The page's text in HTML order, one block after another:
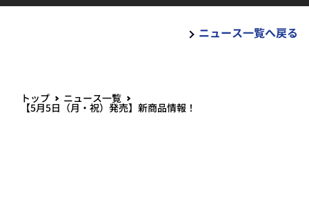
ニュース一覧へ戻る
トップ ニュース一覧
【5月5日（月・祝）発売】新商品情報！